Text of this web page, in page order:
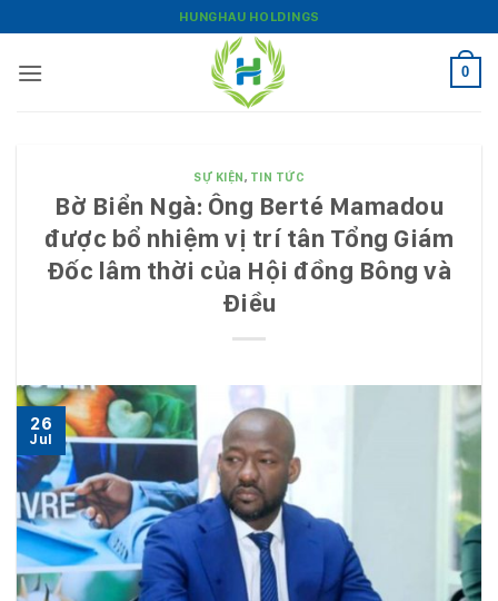
qua
nội
HUNGHAU HOLDINGS
0
SỰ KIỆN, TIN TỨC
Bờ Biển Ngà: Ông Berté Mamadou
được bổ nhiệm vị trí tân Tổng Giám
Đốc lâm thời của Hội đồng Bông và
Điều
26
Jul